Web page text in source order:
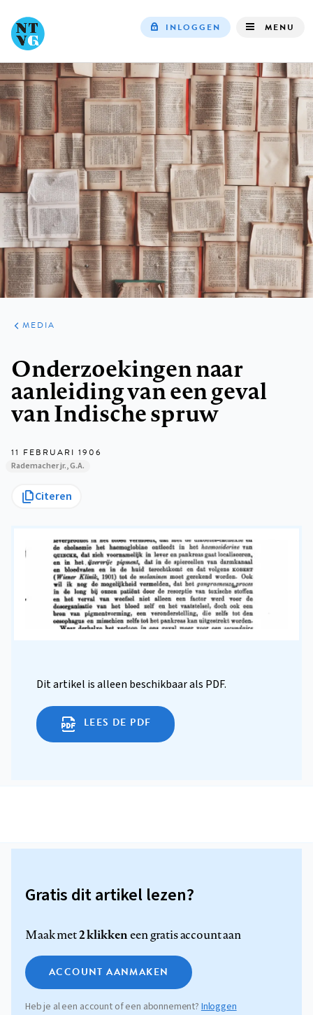
navigation
INLOGGEN MENU
ARTIKELEN
VARIA
MEDIA
Onderzoekingen naar
aanleiding van een geval
van Indische spruw
11 FEBRUARI 1906
Rademacher jr., G.A.
Citeren
Dit artikel is alleen beschikbaar als PDF.
LEES DE PDF
Gratis dit artikel lezen?
Maak met2 klikkeneen gratis account aan
ACCOUNT AANMAKEN
Heb je al een account of een abonnement? Inloggen